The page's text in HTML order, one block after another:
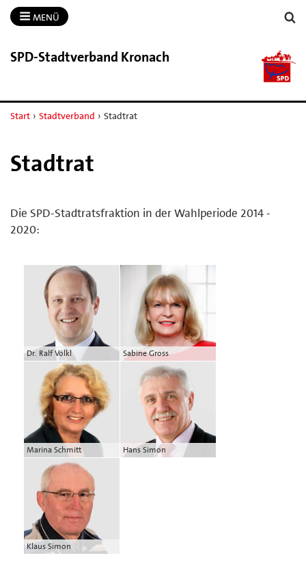
MENÜ
SPD-​Stadtverband Kronach
Start › Stadtverband › Stadtrat
Stadtrat
Die SPD-Stadtratsfraktion in der Wahlperiode 2014 -
2020:
Dr. Ralf Völkl Sabine Gross
Marina Schmitt Hans Simon
Klaus Simon